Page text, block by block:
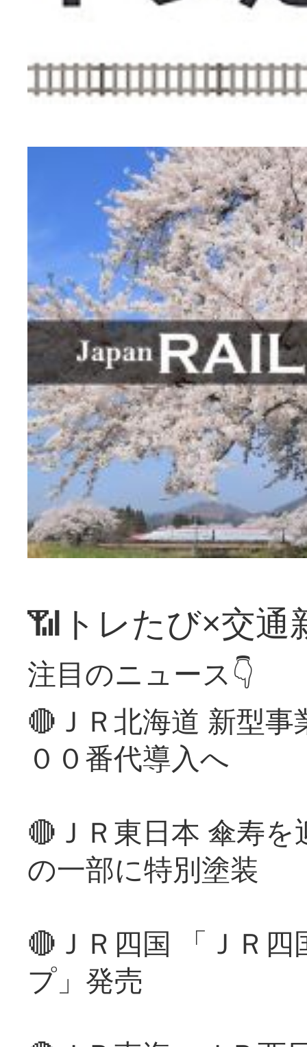
📶トレたび×交通
注目のニュース👇
🔴ＪＲ北海道 新型
００番代導入へ
🔴ＪＲ東日本 傘寿
の一部に特別塗装
🔴ＪＲ四国 「ＪＲ
プ」発売